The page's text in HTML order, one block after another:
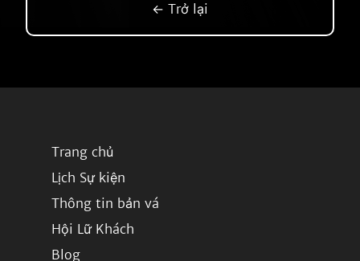
← Trở lại
Trang chủ
Lịch Sự kiện
Thông tin bản vá
Hội Lữ Khách
Blog